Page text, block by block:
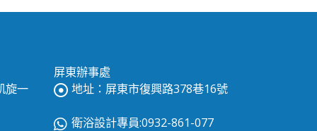
旋一
屏東辦事處
地址：屏東市復興路378巷16號
衛浴設計專員:0932-861-077